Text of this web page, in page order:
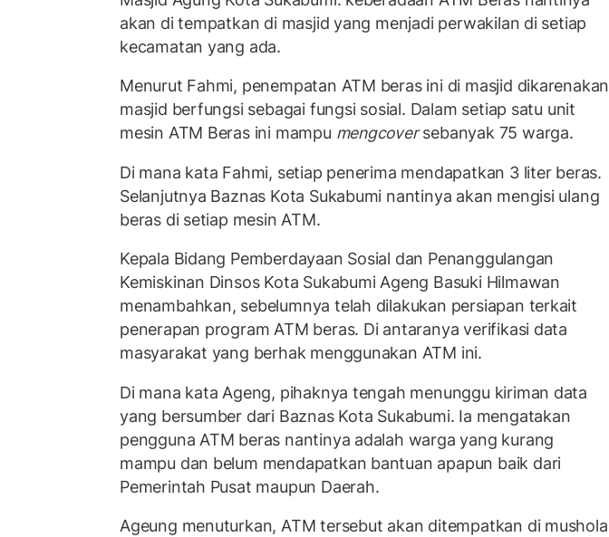
akan di tempatkan di masjid yang menjadi perwakilan di setiap
kecamatan yang ada.
Menurut Fahmi, penempatan ATM beras ini di masjid dikarenakan
masjid berfungsi sebagai fungsi sosial. Dalam setiap satu unit
mesin ATM Beras ini mampu mengcoversebanyak 75 warga.
Di mana kata Fahmi, setiap penerima mendapatkan 3 liter beras.
Selanjutnya Baznas Kota Sukabumi nantinya akan mengisi ulang
beras di setiap mesin ATM.
Kepala Bidang Pemberdayaan Sosial dan Penanggulangan
Kemiskinan Dinsos Kota Sukabumi Ageng Basuki Hilmawan
menambahkan, sebelumnya telah dilakukan persiapan terkait
penerapan program ATM beras. Di antaranya verifikasi data
masyarakat yang berhak menggunakan ATM ini.
Di mana kata Ageng, pihaknya tengah menunggu kiriman data
yang bersumber dari Baznas Kota Sukabumi. Ia mengatakan
pengguna ATM beras nantinya adalah warga yang kurang
mampu dan belum mendapatkan bantuan apapun baik dari
Pemerintah Pusat maupun Daerah.
Ageung menuturkan, ATM tersebut akan ditempatkan di mushola